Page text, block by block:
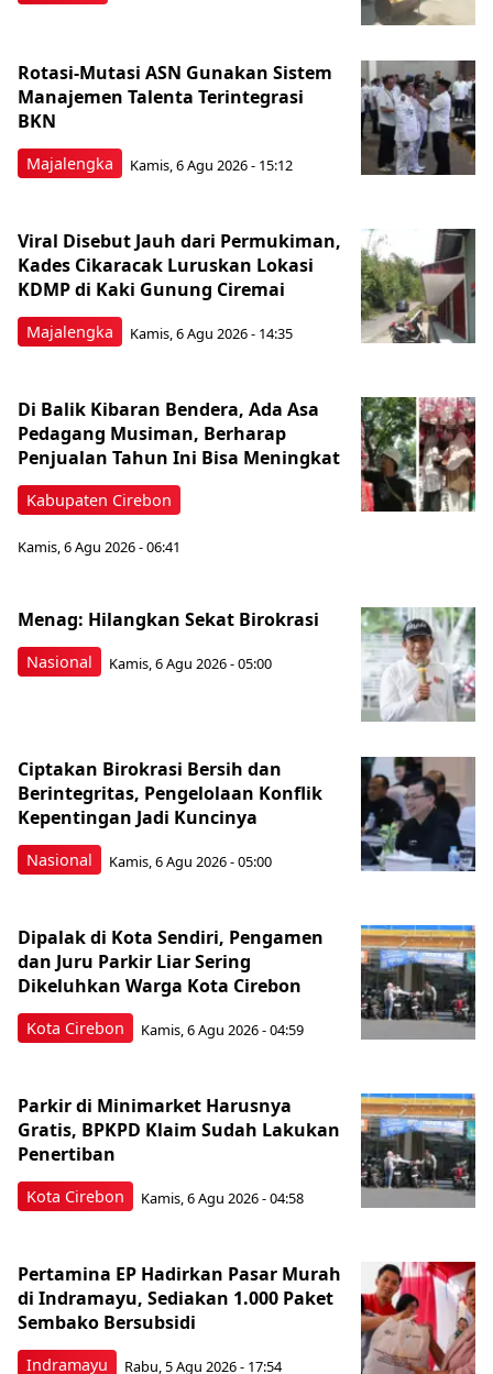
Majalengka
Rotasi-Mutasi ASN Gunakan Sistem
Manajemen Talenta Terintegrasi
BKN
Kamis, 6 Agu 2026 - 15:12
Majalengka
Viral Disebut Jauh dari Permukiman,
Kades Cikaracak Luruskan Lokasi
KDMP di Kaki Gunung Ciremai
Kamis, 6 Agu 2026 - 14:35
Kabupaten Cirebon
Di Balik Kibaran Bendera, Ada Asa
Pedagang Musiman, Berharap
Penjualan Tahun Ini Bisa Meningkat
Kamis, 6 Agu 2026 - 06:41
Nasional
Menag: Hilangkan Sekat Birokrasi
Kamis, 6 Agu 2026 - 05:00
Nasional
Ciptakan Birokrasi Bersih dan
Berintegritas, Pengelolaan Konflik
Kepentingan Jadi Kuncinya
Kamis, 6 Agu 2026 - 05:00
Kota Cirebon
Dipalak di Kota Sendiri, Pengamen
dan Juru Parkir Liar Sering
Dikeluhkan Warga Kota Cirebon
Kamis, 6 Agu 2026 - 04:59
Kota Cirebon
Parkir di Minimarket Harusnya
Gratis, BPKPD Klaim Sudah Lakukan
Penertiban
Kamis, 6 Agu 2026 - 04:58
Indramayu
Pertamina EP Hadirkan Pasar Murah
di Indramayu, Sediakan 1.000 Paket
Sembako Bersubsidi
Rabu, 5 Agu 2026 - 17:54